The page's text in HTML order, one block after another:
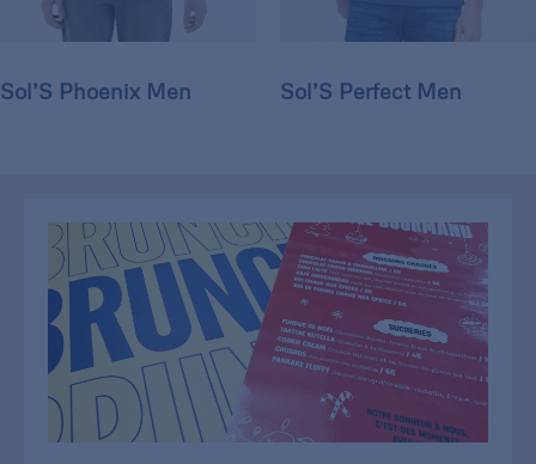
Sol’S Phoenix Men Sol’S Perfect Men